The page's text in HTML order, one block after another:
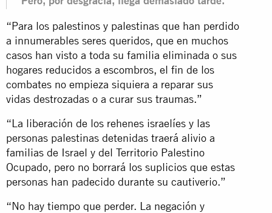
“Para los palestinos y palestinas que han perdido
a innumerables seres queridos, que en muchos
casos han visto a toda su familia eliminada o sus
hogares reducidos a escombros, el fin de los
combates no empieza siquiera a reparar sus
vidas destrozadas o a curar sus traumas.”
“La liberación de los rehenes israelíes y las
personas palestinas detenidas traerá alivio a
familias de Israel y del Territorio Palestino
Ocupado, pero no borrará los suplicios que estas
personas han padecido durante su cautiverio.”
“No hay tiempo que perder. La negación y